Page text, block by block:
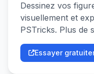
Dessinez vos
visuellement et
PSTricks. Plus de
Essayer